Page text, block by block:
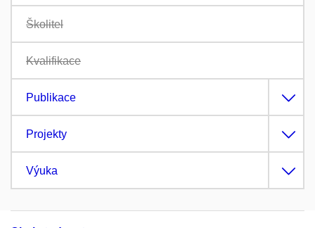
Školitel
Kvalifikace
Publikace
Projekty
Výuka